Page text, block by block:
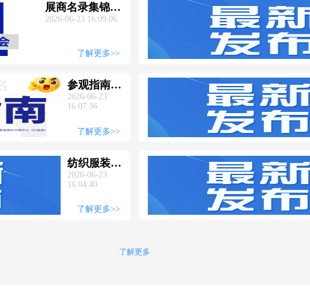
展商名录集锦丨
CSITE2026山东
聚青岛，纺织服
幕！
2026-06-23 16:09:06
了解更多>>
参观指南丨
2026CSITE
山东纺博会
参观全攻略
2026-06-23
16:07:36
了解更多>>
纺织服装人
集结！
2026CSITE
山东纺博会
2026-06-23
16:04:40
了解更多>>
了解更多